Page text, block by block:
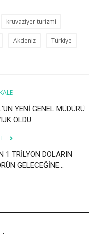
kruvaziyer turizmi
Akdeniz Türkiye
YENİ GENEL MÜDÜRÜ
OLDU
1 TRİLYON DOLARIN
GELECEĞİNE...